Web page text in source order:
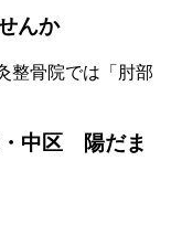
整骨院では「肘部
・中区 陽だま